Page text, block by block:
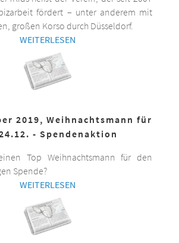
fördert – unter anderem mit
großen Korso durch Düsseldorf.
WEITERLESEN
2019, Weihnachtsmann für
- Spendenaktion
Top Weihnachtsmann für den
Spende?
WEITERLESEN